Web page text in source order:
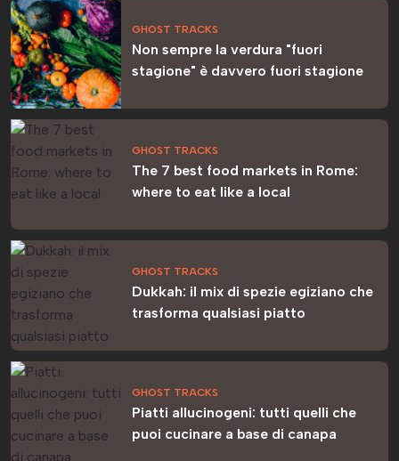
GHOST TRACKS
Non sempre la verdura "fuori
stagione" è davvero fuori stagione
GHOST TRACKS
The 7 best food markets in Rome:
where to eat like a local
GHOST TRACKS
Dukkah: il mix di spezie egiziano che
trasforma qualsiasi piatto
GHOST TRACKS
Piatti allucinogeni: tutti quelli che
puoi cucinare a base di canapa